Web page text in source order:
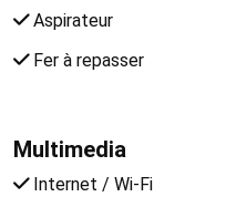
Aspirateur
Fer à repasser
Multimedia
Internet / Wi-Fi